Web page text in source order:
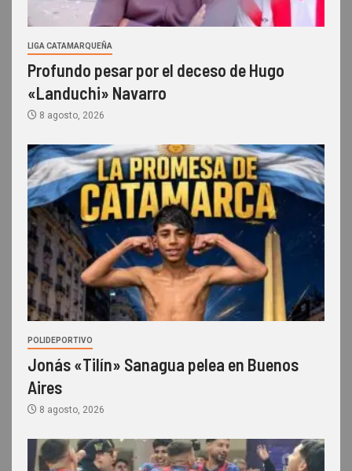
LIGA CATAMARQUEÑA
Profundo pesar por el deceso de Hugo
«Landuchi» Navarro
8 agosto, 2026
POLIDEPORTIVO
Jonás «Tilín» Sanagua pelea en Buenos
Aires
8 agosto, 2026